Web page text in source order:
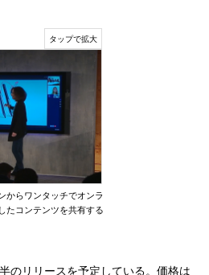
からワンタッチでオンラ
たコンテンツを共有する
のリリースを予定している。価格は